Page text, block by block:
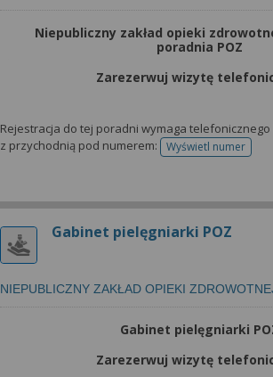
Niepubliczny zakład opieki
poradnia POZ
Zarezerwuj wizytę
Rejestracja do tej poradni wymaga
z przychodnią pod numerem:
Wyświetl numer
telefonu do
Gabinet pielęgniarki POZ
NIEPUBLICZNY ZAKŁAD OPIEKI
Gabinet pielęgniarki
Zarezerwuj wizytę